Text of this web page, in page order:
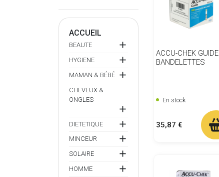
ACCUEIL
BEAUTE 
HYGIENE 
MAMAN & BÉBÉ 
CHEVEUX &
ONGLES

DIETETIQUE 
MINCEUR 
SOLAIRE 
HOMME 
ACCU-CHEK GUIDE
BANDELETTES
En stock
Prix
35,87 €